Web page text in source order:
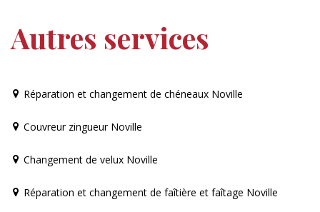
Autres services
Réparation et changement de chéneaux Noville
Couvreur zingueur Noville
Changement de velux Noville
Réparation et changement de faîtière et faîtage Noville